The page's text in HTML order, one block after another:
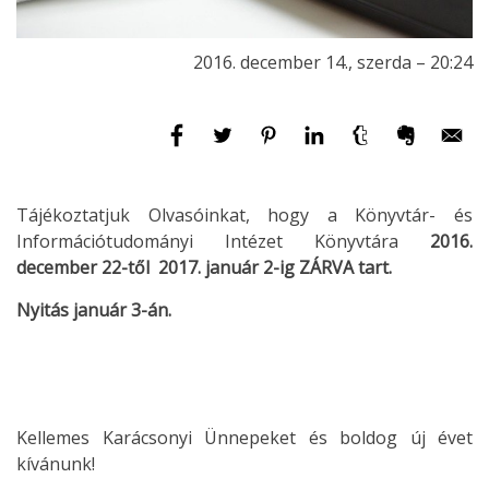
2016. december 14., szerda – 20:24
Tájékoztatjuk Olvasóinkat, hogy a Könyvtár- és
Információtudományi Intézet Könyvtára 2016.
december 22-től 2017. január 2-ig ZÁRVA tart.
Nyitás január 3-án.
Kellemes Karácsonyi Ünnepeket és boldog új évet
kívánunk!